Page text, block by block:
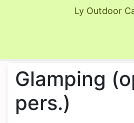
Ly Outdoor
Glamping
pers.)